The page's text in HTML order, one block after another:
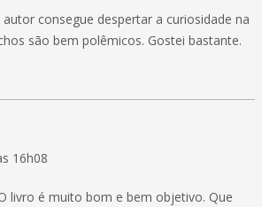
consegue despertar a curiosidade na
são bem polêmicos. Gostei bastante.
16h08
livro é muito bom e bem objetivo. Que